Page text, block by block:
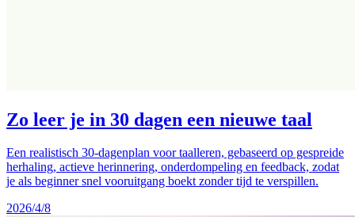
Zo leer je in 30 dagen een nieuwe taal
Een realistisch 30-dagenplan voor taalleren, gebaseerd op gespreide
herhaling, actieve herinnering, onderdompeling en feedback, zodat
je als beginner snel vooruitgang boekt zonder tijd te verspillen.
2026/4/8